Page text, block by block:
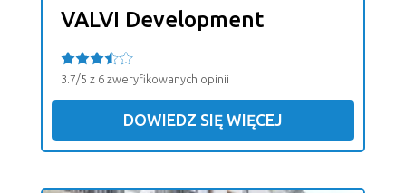
VALVI Development
3.7/5 z 6 zweryfikowanych opinii
DOWIEDZ SIĘ WIĘCEJ